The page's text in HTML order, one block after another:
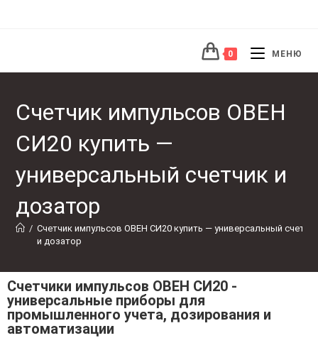
0 МЕНЮ
Счетчик импульсов ОВЕН
СИ20 купить —
универсальный счетчик и
дозатор
/ Счетчик импульсов ОВЕН СИ20 купить — универсальный
и дозатор
Счетчики импульсов ОВЕН СИ20 -
универсальные приборы для
промышленного учета, дозирования и
автоматизации